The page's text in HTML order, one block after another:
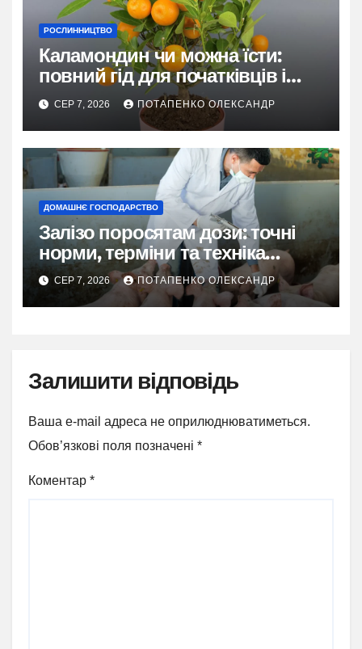
РОСЛИННИЦТВО
Каламондин чи можна їсти:
повний гід для початківців і
досвідчених
СЕР 7, 2026 ПОТАПЕНКО ОЛЕКСАНДР
ДОМАШНЄ ГОСПОДАРСТВО
Залізо поросятам дози: точні
норми, терміни та техніка
введення
СЕР 7, 2026 ПОТАПЕНКО ОЛЕКСАНДР
Залишити відповідь
Ваша e-mail адреса не оприлюднюватиметься.
Обов’язкові поля позначені *
Коментар *